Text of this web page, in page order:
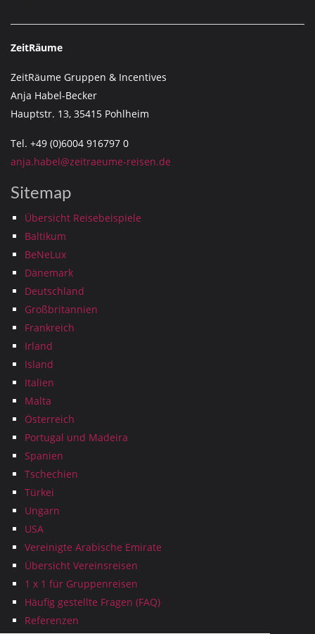
ZeitRäume
ZeitRäume Gruppen & Incentives
Anja Habel-Becker
Hauptstr. 13, 35415 Pohlheim
Tel. +49 (0)6004 916797 0
anja.habel@zeitraeume-reisen.de
Sitemap
Übersicht Reisebeispiele
Baltikum
BeNeLux
Dänemark
Deutschland
Großbritannien
Frankreich
Irland
Island
Italien
Malta
Österreich
Portugal und Madeira
Spanien
Tschechien
Türkei
Ungarn
USA
Vereinigte Arabische Emirate
Übersicht Vereinsreisen
1 x 1 für Gruppenreisen
Häufig gestellte Fragen (FAQ)
Referenzen